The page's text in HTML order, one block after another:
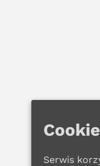
Serwis